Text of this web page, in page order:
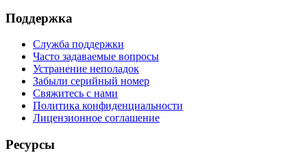
Поддержка
Служба поддержки
Часто задаваемые вопросы
Устранение неполадок
Забыли серийный номер
Свяжитесь с нами
Политика конфиденциальности
Лицензионное соглашение
Ресурсы